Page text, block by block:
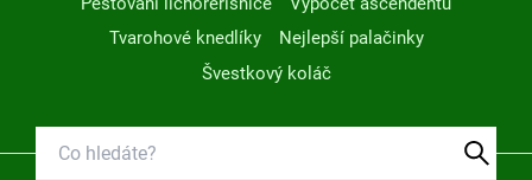
Tvarohové knedlíky
Nejlepší palačinky
Švestkový koláč